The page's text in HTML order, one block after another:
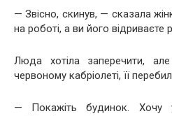
— Звісно, скинув, — сказала
на роботі, а ви його відриваєте
Люда хотіла заперечити,
червоному кабріолеті, її
— Покажіть будинок. Хочу